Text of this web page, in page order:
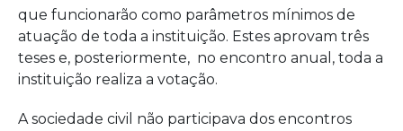
que funcionarão como parâmetros mínimos de
atuação de toda a instituição. Estes aprovam três
teses e, posteriormente, no encontro anual, toda a
instituição realiza a votação.
A sociedade civil não participava dos encontros